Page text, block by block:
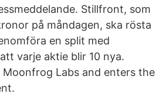
Stillfront, som
på måndagen, ska rösta
en split med
varje aktie blir 10 nya.
Labs and enters the